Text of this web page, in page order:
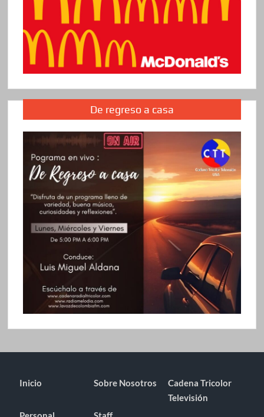
De regreso a casa
Inicio Sobre Nosotros
Cadena Tricolor
Televisión